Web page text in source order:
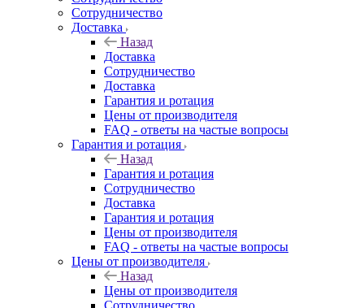
Сотрудничество
Доставка
Назад
Доставка
Сотрудничество
Доставка
Гарантия и ротация
Цены от производителя
FAQ - ответы на частые вопросы
Гарантия и ротация
Назад
Гарантия и ротация
Сотрудничество
Доставка
Гарантия и ротация
Цены от производителя
FAQ - ответы на частые вопросы
Цены от производителя
Назад
Цены от производителя
Сотрудничество